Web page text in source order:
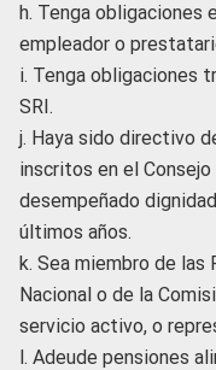
h. Tenga obligaciones
empleador o
i. Tenga obligaciones
SRI.
j. Haya sido directivo
inscritos en el
desempeñado
últimos años.
k. Sea miembro de las
Nacional o de la
servicio activo, o
l. Adeude pensiones